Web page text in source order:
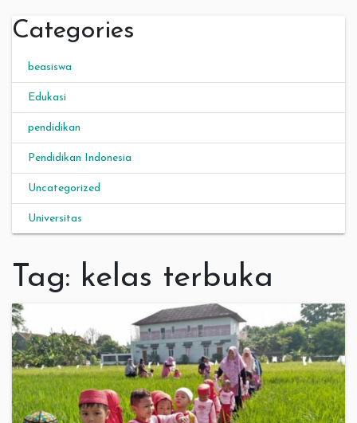
Categories
beasiswa
Edukasi
pendidikan
Pendidikan Indonesia
Uncategorized
Universitas
Tag: kelas terbuka